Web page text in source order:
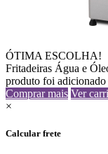
ÓTIMA ESCOLHA!
Fritadeiras Água e
produto foi adicionado
Comprar mais Ver
×
Calcular frete